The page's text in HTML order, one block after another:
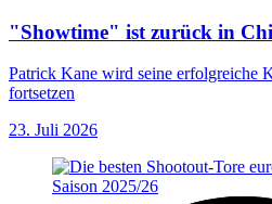
"Showtime" ist zurück in
Patrick Kane wird seine erfolgreiche
fortsetzen
23. Juli 2026